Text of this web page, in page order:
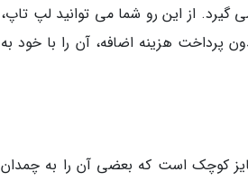
گیرد. از این رو شما می توانید لپ تاپ،
پرداخت هزینه اضافه، آن را با خود به
کوچک است که بعضی آن را به چمدان